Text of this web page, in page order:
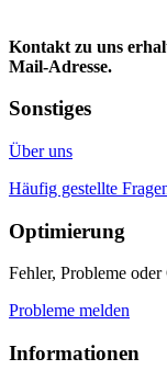
Kontakt zu uns
Mail-Adresse.
Sonstiges
Über uns
Häufig gestellte
Optimierung
Fehler, Probleme
Probleme melden
Informationen